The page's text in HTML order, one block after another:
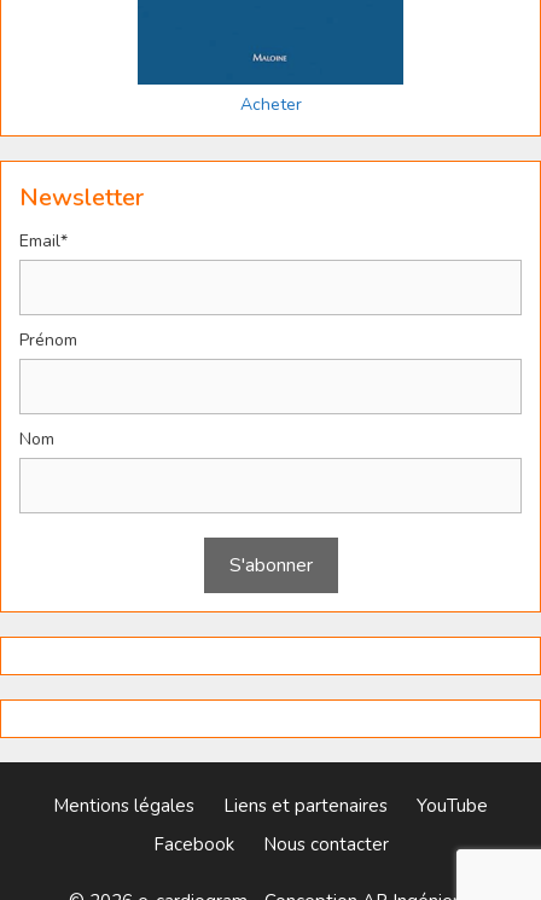
Acheter
Newsletter
Email*
Prénom
Nom
Mentions légales Liens et partenaires
YouTube
Facebook
Nous contacter